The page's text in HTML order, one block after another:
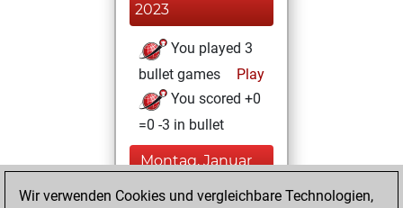
2023
You played 3
bullet games
Play
You scored +0
=0 -3 in bullet
Montag, Januar
Wir verwenden Cookies und vergleichbare Technologien,